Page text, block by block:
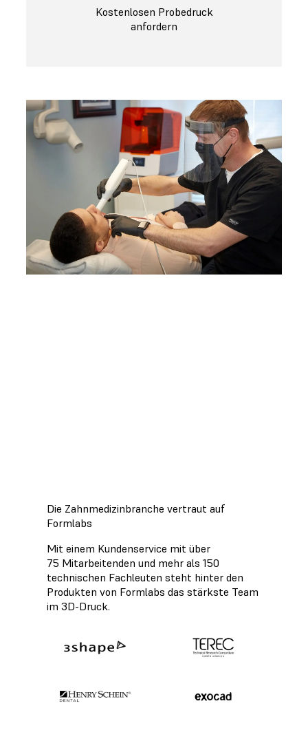
Kostenlosen Probedruck
anfordern
Die Zahnmedizinbranche vertraut auf
Formlabs
Mit einem Kundenservice mit über
75 Mitarbeitenden und mehr als 150
technischen Fachleuten steht hinter den
Produkten von Formlabs das stärkste Team
im 3D-Druck.